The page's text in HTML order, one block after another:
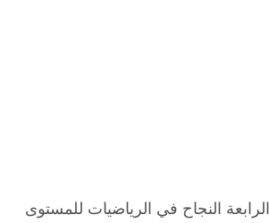
النجاح في الرياضيات للمستوى